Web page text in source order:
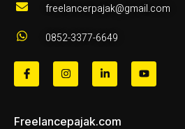
freelancerpajak@gmail.com
0852-3377-6649
Freelancepajak.com